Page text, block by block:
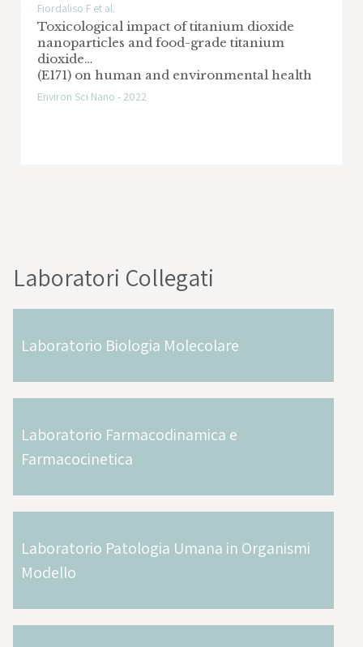
Fiordaliso F et al.
Toxicological impact of titanium dioxide
nanoparticles and food-grade titanium
dioxide
(E171) on human and environmental health
Environ Sci Nano - 2022
Laboratori Collegati
Laboratorio Biologia Molecolare
Laboratorio Farmacodinamica e
Farmacocinetica
Laboratorio Patologia Umana in Organismi
Modello